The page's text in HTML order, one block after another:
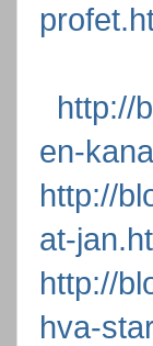
http://
en-
http://
at-
http://
hva-